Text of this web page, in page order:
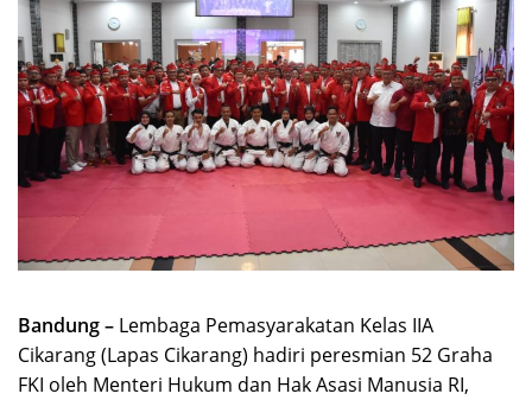
Bandung – Lembaga Pemasyarakatan Kelas IIA
Cikarang (Lapas Cikarang) hadiri peresmian 52 Graha
FKI oleh Menteri Hukum dan Hak Asasi Manusia RI,